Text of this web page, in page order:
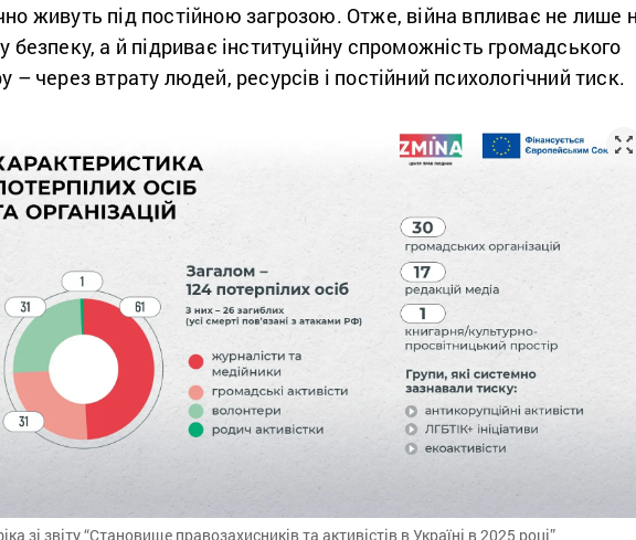
живуть під постійною загрозою. Отже, війна впливає не лише
безпеку, а й підриває інституційну спроможність громадського
– через втрату людей, ресурсів і постійний психологічний тиск.
зі звіту “Становище правозахисників та активістів в Україні в 2025 році”